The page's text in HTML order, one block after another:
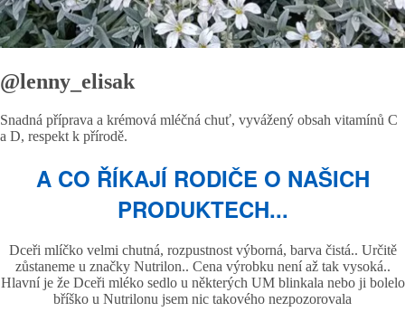
@lenny_elisak
Snadná příprava a krémová mléčná chuť, vyvážený obsah vitamínů C
a D, respekt k přírodě.
A CO ŘÍKAJÍ RODIČE O NAŠICH
PRODUKTECH...
Dceři mlíčko velmi chutná, rozpustnost výborná, barva čistá.. Určitě
zůstaneme u značky Nutrilon.. Cena výrobku není až tak vysoká..
Hlavní je že Dceři mléko sedlo u některých UM blinkala nebo ji bolelo
bříško u Nutrilonu jsem nic takového nezpozorovala